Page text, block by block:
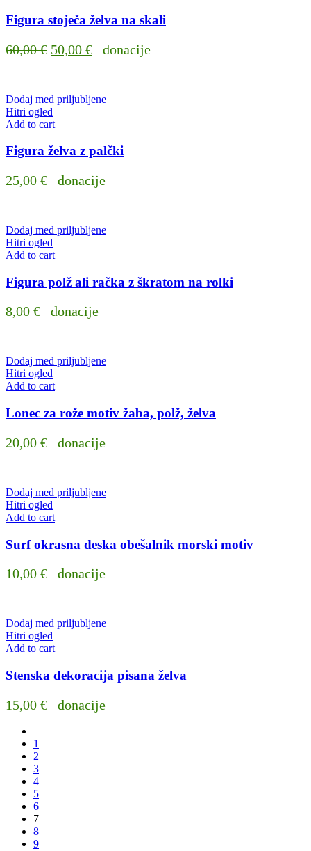
Figura stoječa želva na skali
60,00€ Original
60,00 €.
50,00 €Current
50,00 €.
donacije
Dodaj med priljubljene
Hitri ogled
Add to cart
Figura želva z palčki
25,00 € donacije
Dodaj med priljubljene
Hitri ogled
Add to cart
Figura polž ali račka z škratom na rolki
8,00 € donacije
Dodaj med priljubljene
Hitri ogled
Add to cart
Lonec za rože motiv žaba, polž, želva
20,00 € donacije
Dodaj med priljubljene
Hitri ogled
Add to cart
Surf okrasna deska obešalnik morski motiv
10,00 € donacije
Dodaj med priljubljene
Hitri ogled
Add to cart
Stenska dekoracija pisana želva
15,00 € donacije
1
2
3
4
5
6
7
8
9